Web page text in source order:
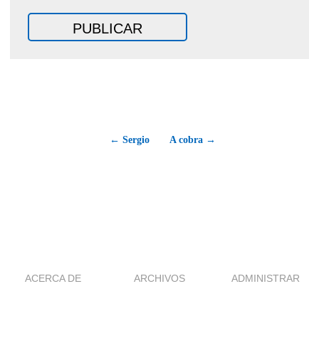
← Sergio A cobra →
ACERCA DE ARCHIVOS ADMINISTRAR